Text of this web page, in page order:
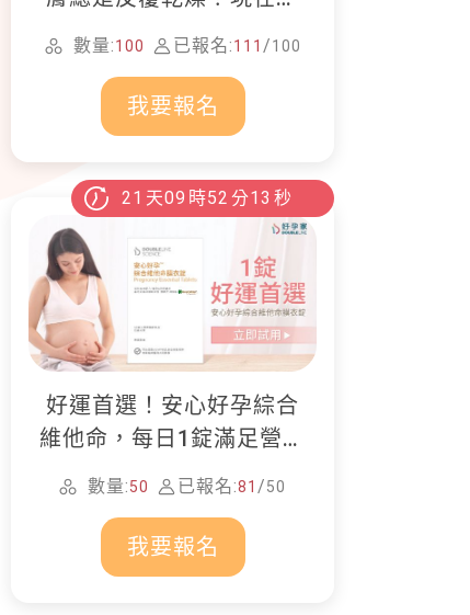
加入貝膚黛瑪修護體驗計
畫！
數量:100 已報名:111 /100
我要報名
21 天09 時52 分12 秒
好運首選！安心好孕綜合
維他命，每日1錠滿足營養
所需
數量:50 已報名:81 /50
我要報名